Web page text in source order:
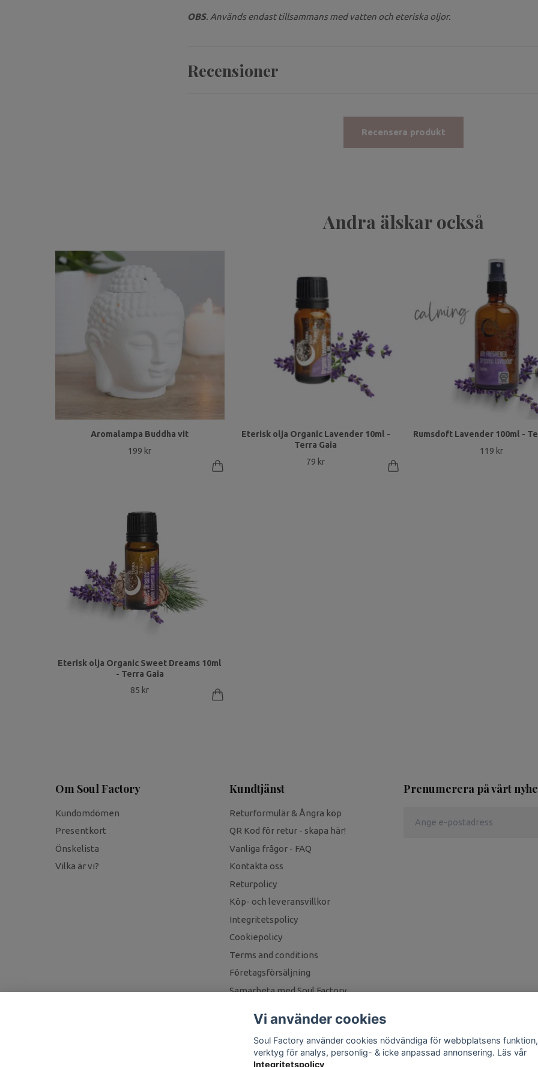
OBS. Används endast tillsammans med vatten och eteriska oljor.
Recensioner
Recensera produkt
Andra älskar också
Aromalampa Buddha vit
199 kr
Eterisk olja Organic Lavender 10ml -
Terra Gaia
79 kr
Rumsdoft Lavender 100ml -
119 kr
Eterisk olja Organic Sweet Dreams 10ml
- Terra Gaia
85 kr
Om Soul Factory
Kundomdömen
Presentkort
Önskelista
Vilka är vi?
Kundtjänst
Returformulär & Ångra köp
QR Kod för retur - skapa här!
Vanliga frågor - FAQ
Kontakta oss
Returpolicy
Köp- och leveransvillkor
Integritetspolicy
Cookiepolicy
Terms and conditions
Företagsförsäljning
Samarbeta med Soul Factory
Prenumerera på vårt
Vi använder cookies
Soul Factory använder cookies nödvändiga för webbplatsens funktion,
verktyg för analys, personlig- & icke anpassad annonsering. Läs vår
Integritetspolicy